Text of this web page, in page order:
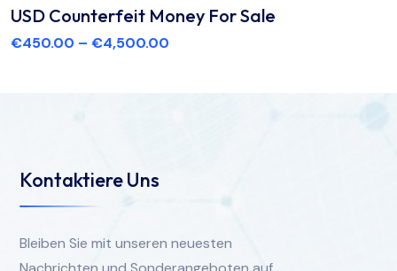
USD Counterfeit Money For Sale
€450.00 – €4,500.00
Kontaktiere Uns
Bleiben Sie mit unseren neuesten